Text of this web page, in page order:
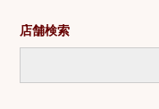
店舗検索